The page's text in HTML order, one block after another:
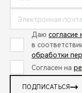
Даю согласие
в
обработки
Согласен на
ПОДПИСАТЬСЯ